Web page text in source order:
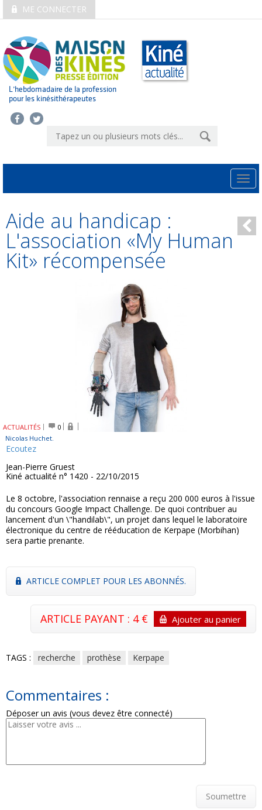
ME CONNECTER
L’hebdomadaire de la profession
pour les kinésithérapeutes
Aide au handicap :
L'association «My Human
Kit» récompensée
ACTUALITÉS
0
Nicolas Huchet.
Ecoutez
Jean-Pierre Gruest
Kiné actualité n° 1420 - 22/10/2015
Le 8 octobre, l'association rennaise a reçu 200 000 euros à l'issue
du concours Google Impact Challenge. De quoi contribuer au
lancement d'un \"handilab\", un projet dans lequel le laboratoire
électronique du centre de rééducation de Kerpape (Morbihan)
sera partie prenante.
ARTICLE COMPLET POUR LES ABONNÉS.
ARTICLE PAYANT : 4 € Ajouter au panier
TAGS : recherche prothèse Kerpape
Commentaires :
Déposer un avis (vous devez être connecté)
Soumettre